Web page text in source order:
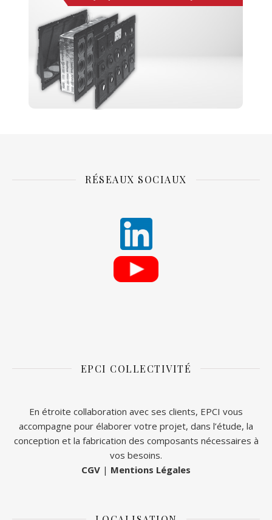
RÉSEAUX SOCIAUX
EPCI COLLECTIVITÉ
En étroite collaboration avec ses clients, EPCI vous
accompagne pour élaborer votre projet, dans l’étude, la
conception et la fabrication des composants nécessaires à
vos besoins.
CGV | Mentions Légales